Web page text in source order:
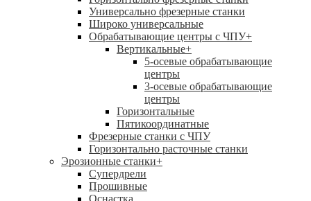
Универсально фрезерные станки
Широко универсальные
Обрабатывающие центры с ЧПУ+
Вертикальные+
5-осевые обрабатывающие
центры
3-осевые обрабатывающие
центры
Горизонтальные
Пятикоординатные
Фрезерные станки с ЧПУ
Горизонтально расточные станки
Эрозионные станки+
Супердрели
Прошивные
Оснастка